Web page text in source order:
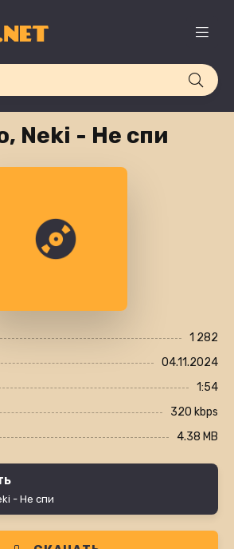
Neki - Не спи
1 282
04.11.2024
1:54
320 kbps
4.38 MB
- Не спи